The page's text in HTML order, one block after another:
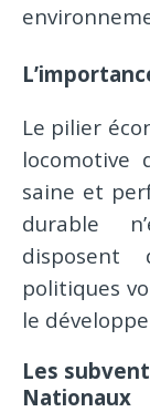
Le pilier
locomotive
saine et
durable
politiques
le
Les
Nationaux